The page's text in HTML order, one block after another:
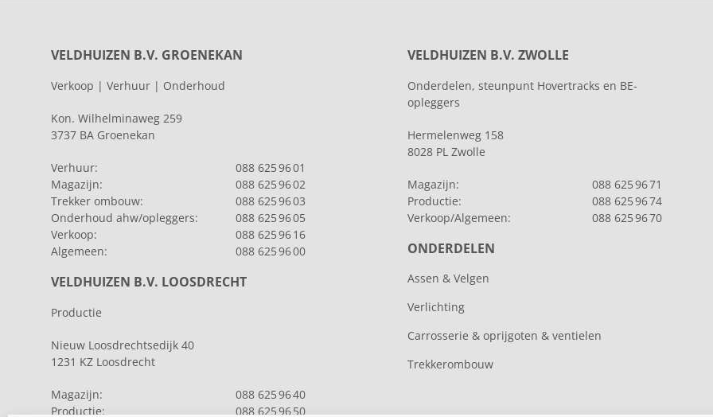
VELDHUIZEN B.V. GROENEKAN
Verkoop | Verhuur | Onderhoud
Kon. Wilhelminaweg 259
3737 BA Groenekan
Verhuur:
088 625 96 01
Magazijn:
088 625 96 02
Trekker ombouw:
088 625 96 03
Onderhoud ahw/opleggers:
088 625 96 05
Verkoop:
088 625 96 16
Algemeen:
088 625 96 00
VELDHUIZEN B.V. LOOSDRECHT
Productie
Nieuw Loosdrechtsedijk 40
1231 KZ Loosdrecht
Magazijn:
088 625 96 40
Productie:
088 625 96 50
VELDHUIZEN B.V. ZWOLLE
Onderdelen, steunpunt Hovertracks en BE-
opleggers
Hermelenweg 158
8028 PL Zwolle
Magazijn:
088 625 96 71
Productie:
088 625 96 74
Verkoop/Algemeen:
088 625 96 70
ONDERDELEN
Assen & Velgen
Verlichting
Carrosserie & oprijgoten & ventielen
Trekkerombouw